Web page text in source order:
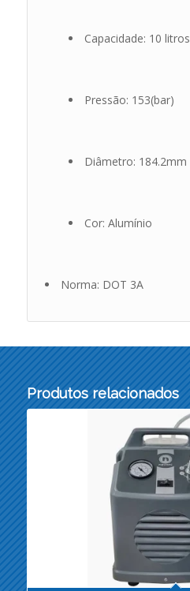
Capacidade: 10 litros
Pressão: 153(bar)
Diâmetro: 184.2mm
Cor: Alumínio
Norma: DOT 3A
Produtos relacionados